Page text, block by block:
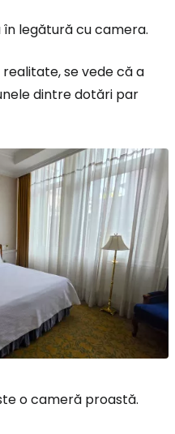
legătură cu camera.
se vede că a
dintre dotări par
o cameră proastă.